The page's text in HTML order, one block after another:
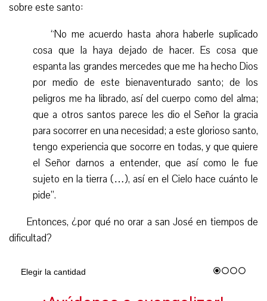
sobre este santo:
“No me acuerdo hasta ahora haberle suplicado
cosa que la haya dejado de hacer. Es cosa que
espanta las grandes mercedes que me ha hecho Dios
por medio de este bienaventurado santo; de los
peligros me ha librado, así del cuerpo como del alma;
que a otros santos parece les dio el Señor la gracia
para socorrer en una necesidad; a este glorioso santo,
tengo experiencia que socorre en todas, y que quiere
el Señor darnos a entender, que así como le fue
sujeto en la tierra (…), así en el Cielo hace cuánto le
pide”.
Entonces, ¿por qué no orar a san José en tiempos de
dificultad?